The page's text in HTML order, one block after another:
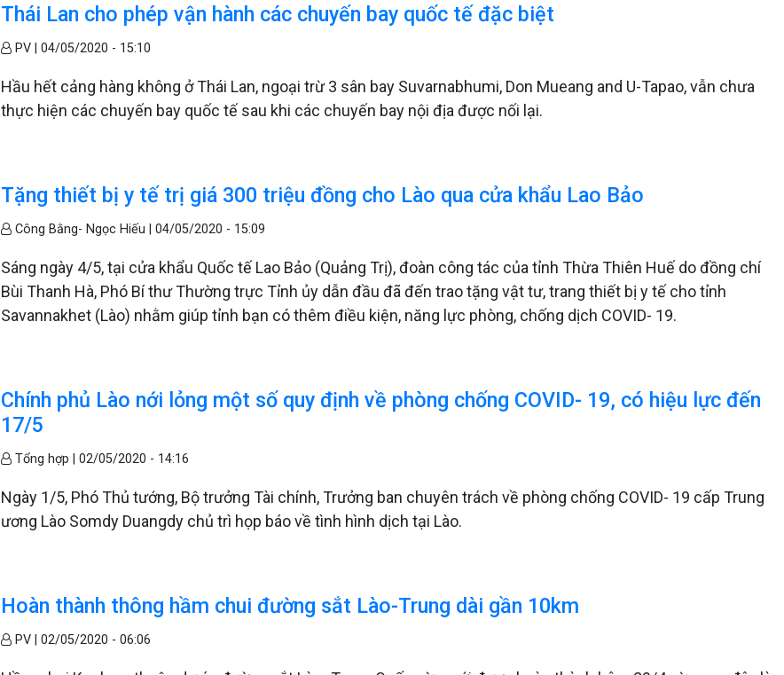
Thái Lan cho phép vận hành các chuyến bay quốc tế đặc biệt
PV |04/05/2020 - 15:10
Hầu hết cảng hàng không ở Thái Lan, ngoại trừ 3 sân bay Suvarnabhumi, Don Mueang and U-Tapao, vẫn chưa
thực hiện các chuyến bay quốc tế sau khi các chuyến bay nội địa được nối lại.
Tặng thiết bị y tế trị giá 300 triệu đồng cho Lào qua cửa khẩu Lao Bảo
Công Bằng- Ngọc Hiếu |04/05/2020 - 15:09
Sáng ngày 4/5, tại cửa khẩu Quốc tế Lao Bảo (Quảng Trị), đoàn công tác của tỉnh Thừa Thiên Huế do đồng chí
Bùi Thanh Hà, Phó Bí thư Thường trực Tỉnh ủy dẫn đầu đã đến trao tặng vật tư, trang thiết bị y tế cho tỉnh
Savannakhet (Lào) nhằm giúp tỉnh bạn có thêm điều kiện, năng lực phòng, chống dịch COVID- 19.
Chính phủ Lào nới lỏng một số quy định về phòng chống COVID- 19, có hiệu lực đến
17/5
Tổng hợp |02/05/2020 - 14:16
Ngày 1/5, Phó Thủ tướng, Bộ trưởng Tài chính, Trưởng ban chuyên trách về phòng chống COVID- 19 cấp Trung
ương Lào Somdy Duangdy chủ trì họp báo về tình hình dịch tại Lào.
Hoàn thành thông hầm chui đường sắt Lào-Trung dài gần 10km
PV |02/05/2020 - 06:06